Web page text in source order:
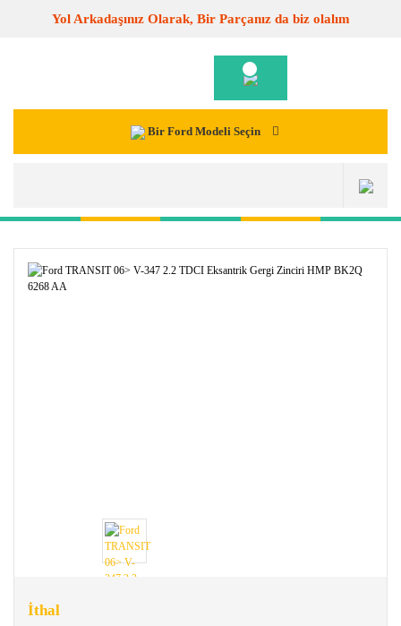
Yol Arkadaşınız Olarak, Bir Parçanız da biz olalım
Bir Ford Modeli Seçin
İthal